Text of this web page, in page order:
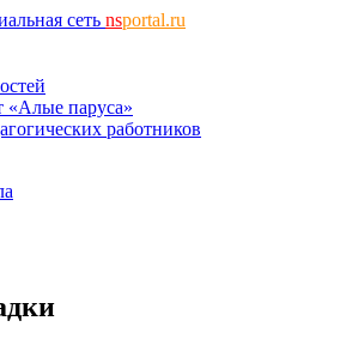
сеть nsportal.ru
«Алые паруса»
работников